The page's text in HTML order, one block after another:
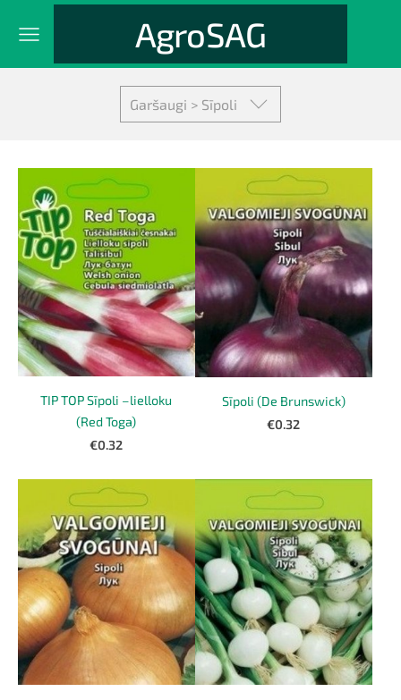
AgroSAG
Garšaugi > Sīpoli
TIP TOP Sīpoli –lielloku
(Red Toga)
€0.32
Sīpoli (De Brunswick)
€0.32